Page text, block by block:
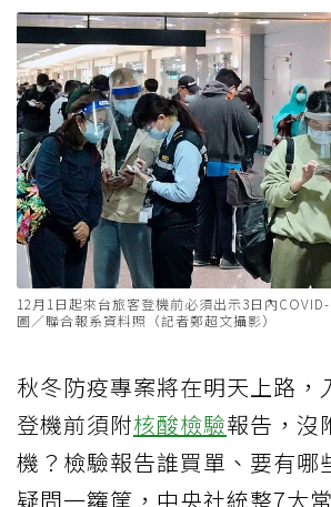
12月1日起來台旅客登機前必須出示3日內
圖／聯合報系資料照（記者鄭超文攝影）
秋冬防疫專案將在明天上路，
登機前須附核酸檢驗報告，沒
機？檢驗報告誰買單、要有哪
疑問一籮筐，中央社統整7大